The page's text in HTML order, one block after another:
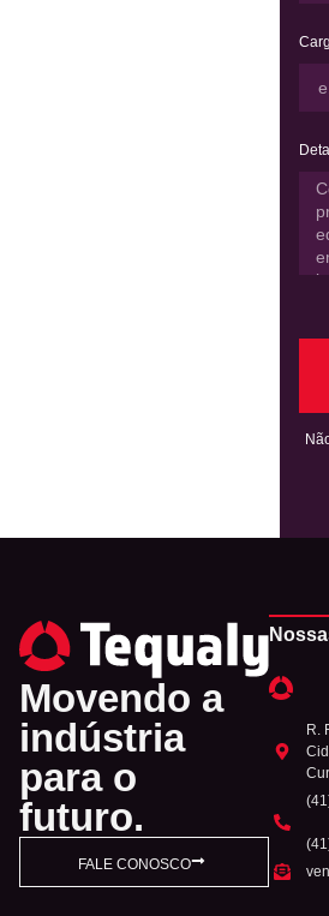
Movendo a
indústria
para o
futuro.
FALE CONOSCO
R.